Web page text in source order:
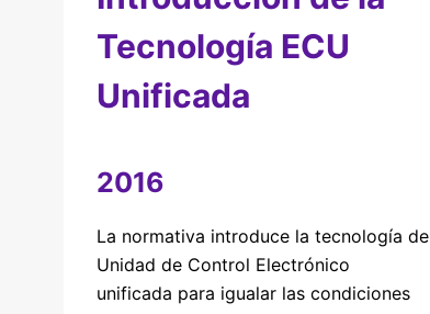
Tecnología ECU
Unificada
2016
La normativa introduce la tecnología de
Unidad de Control Electrónico
unificada para igualar las condiciones